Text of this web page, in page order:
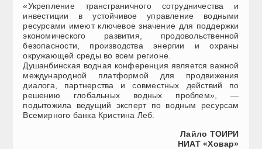
«Укрепление трансграничного сотрудничества и
инвестиции в устойчивое управление водными
ресурсами имеют ключевое значение для поддержки
экономического развития, продовольственной
безопасности, производства энергии и охраны
окружающей среды во всем регионе.
Душанбинская водная конференция является важной
международной платформой для продвижения
диалога, партнерства и совместных действий по
решению глобальных водных проблем», —
подытожила ведущий эксперт по водным ресурсам
Всемирного банка Кристина Леб.
Лайло ТОИРИ
НИАТ «Ховар»